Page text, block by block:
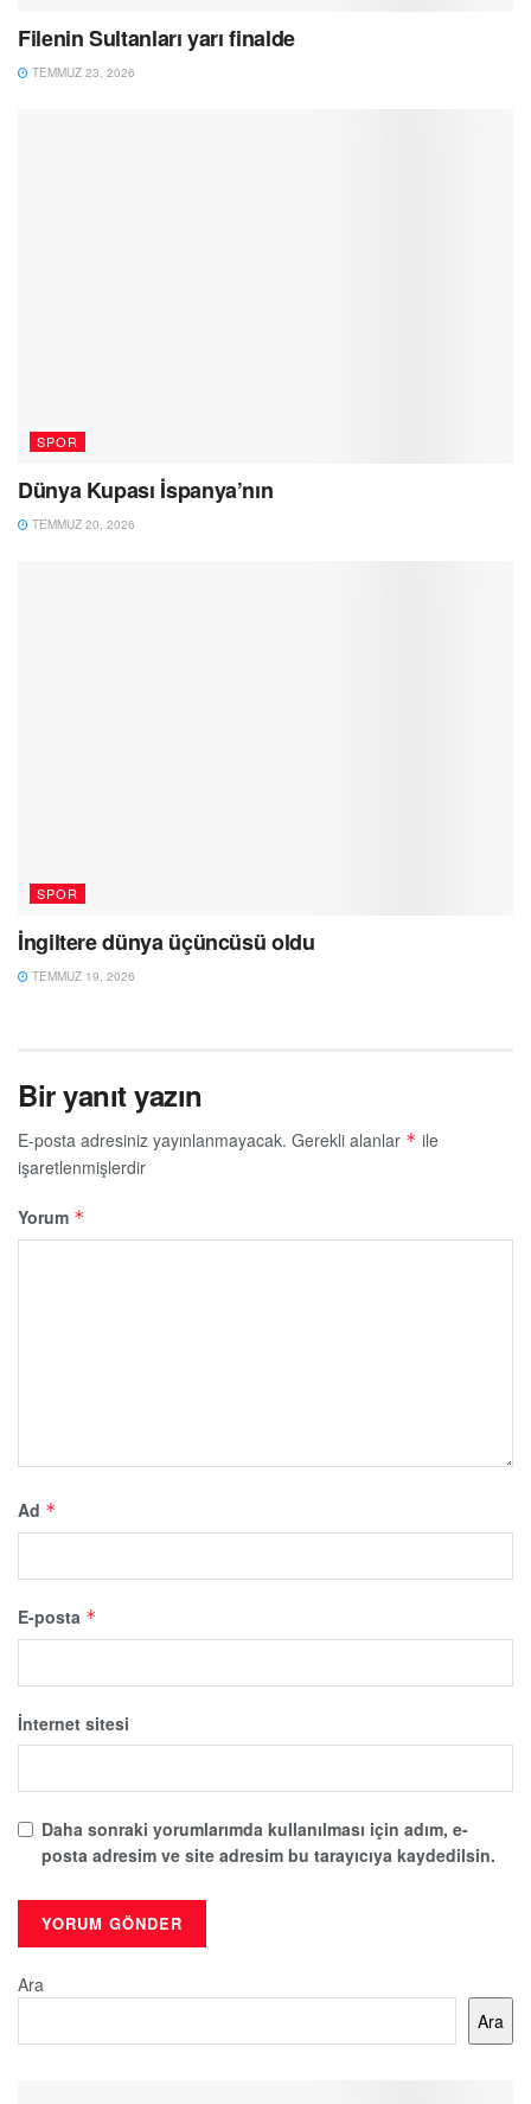
Filenin Sultanları yarı finalde
TEMMUZ 23, 2026
SPOR
Dünya Kupası İspanya’nın
TEMMUZ 20, 2026
SPOR
İngiltere dünya üçüncüsü oldu
TEMMUZ 19, 2026
Bir yanıt yazın
E-posta adresiniz yayınlanmayacak. Gerekli alanlar * ile
işaretlenmişlerdir
Yorum *
Ad *
E-posta *
İnternet sitesi
Daha sonraki yorumlarımda kullanılması için adım, e-
posta adresim ve site adresim bu tarayıcıya kaydedilsin.
Ara
Ara